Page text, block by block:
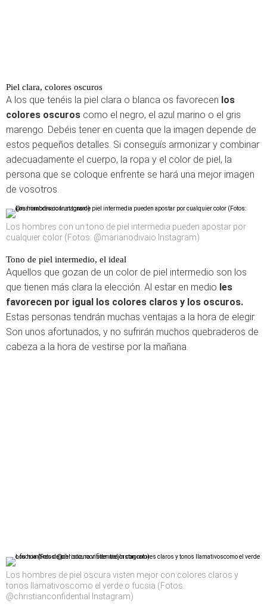
Piel clara, colores oscuros
A los que tenéis la piel clara o blanca os favorecen los
colores oscuros como el negro, el azul marino o el gris
marengo. Debéis tener en cuenta que la imagen depende de
estos pequeños detalles. Si conseguís armonizar y combinar
adecuadamente el cuerpo, la ropa y el color de piel, la
persona que se coloque enfrente se hará una mejor imagen
de vosotros.
Los hombres con un tono de piel intermedia pueden apostar por
cualquier color (Fotos: @marianodivaio Instagram)
Tono de piel intermedio, el ideal
Aquellos que gozan de un color de piel intermedio son los
que tienen más clara la elección. Al estar en medio les
favorecen por igual los colores claros y los oscuros.
Estas personas tendrán muchas ventajas a la hora de elegir.
Son unos afortunados, y no sufrirán muchos quebraderos de
cabeza a la hora de vestirse por la mañana.
Los hombres de piel oscura visten mejor con colores claros y
tonos llamativoscomo el verde o fucsia (Fotos:
@christianconfidential Instagram)